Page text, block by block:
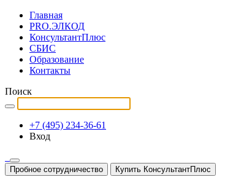
Главная
PRO.ЭЛКОД
КонсультантПлюс
СБИС
Образование
Контакты
Поиск
+7 (495) 234-36-61
Вход
Пробное сотрудничество Купить КонсультантПлюс